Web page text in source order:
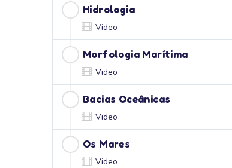
Hidrologia
Video
Morfologia Marítima
Video
Bacias Oceânicas
Video
Os Mares
Video